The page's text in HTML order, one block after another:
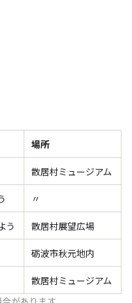
場所
散居村ミュージアム
〃
う 散居村展望広場
砺波市秋元地内
散居村ミュージアム